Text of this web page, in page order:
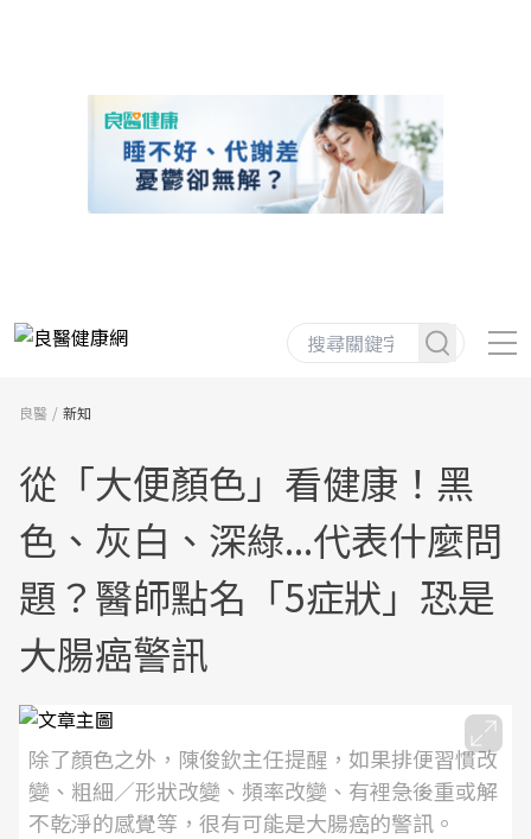
良醫 新知
從「大便顏色」看健康！黑
色、灰白、深綠...代表什麼問
題？醫師點名「5症狀」恐是
大腸癌警訊
除了顏色之外，陳俊欽主任提醒，如果排便習慣改
變、粗細／形狀改變、頻率改變、有裡急後重或解
不乾淨的感覺等，很有可能是大腸癌的警訊。